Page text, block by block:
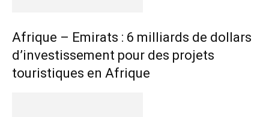
Afrique – Emirats : 6 milliards de dollars
d’investissement pour des projets
touristiques en Afrique